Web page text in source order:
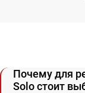
Почему для
Solo стоит